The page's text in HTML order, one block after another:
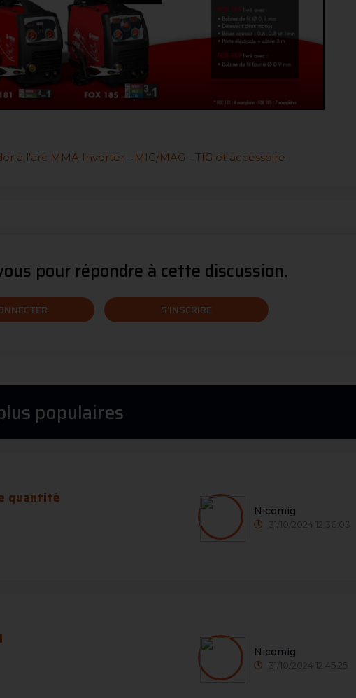
a l'arc MMA Inverter - MIG/MAG - TIG et accessoire
pour répondre à cette discussion.
S'INSCRIRE
populaires
quantité
Nicomig
31/10/2024 12:36:03
Nicomig
31/10/2024 12:45:25